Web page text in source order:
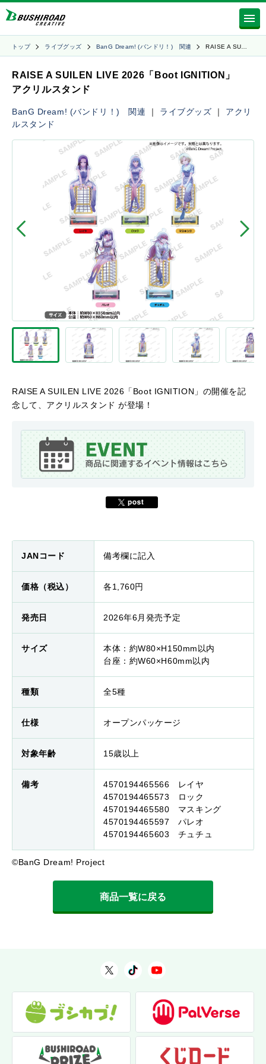
トップ ライブグッズ BanG Dream! (バンドリ！) 関連 RAISE A SU…
RAISE A SUILEN LIVE 2026「Boot IGNITION」
アクリルスタンド
BanG Dream! (バンドリ！) 関連 ｜ ライブグッズ ｜ アクリ
ルスタンド
RAISE A SUILEN LIVE 2026「Boot IGNITION」の開催を記
念して、アクリルスタンド が登場！
JANコード 備考欄に記入
価格（税込） 各1,760円
発売日 2026年6月発売予定
サイズ
本体：約W80×H150mm以内
台座：約W60×H60mm以内
種類 全5種
仕様 オープンパッケージ
対象年齢 15歳以上
備考
4570194465566 レイヤ
4570194465573 ロック
4570194465580 マスキング
4570194465597 パレオ
4570194465603 チュチュ
©BanG Dream! Project
商品一覧に戻る